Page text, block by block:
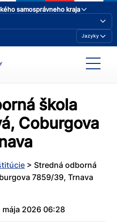
samosprávneho kraja
Jazyky
škola
Coburgova
> Stredná odborná
7859/39, Trnava
mája 2026 06:28